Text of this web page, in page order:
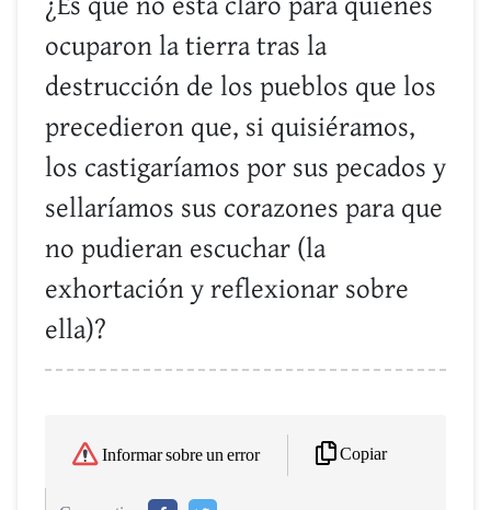
ocuparon la tierra tras la
destrucción de los pueblos que los
precedieron que, si quisiéramos,
los castigaríamos por sus pecados y
sellaríamos sus corazones para que
no pudieran escuchar (la
exhortación y reflexionar sobre
ella)?
Informar sobre un error Copiar